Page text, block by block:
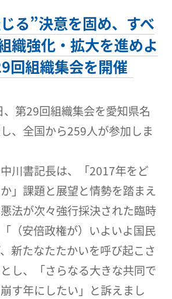
る”決意を固め、すべ
織強化・拡大を進めよ
回組織集会を開催
第29回組織集会を愛知県名
、全国から259人が参加しま
川書記長は、「2017年をど
」課題と展望と情勢を踏まえ
法が次々強行採決された臨時
（安倍政権が）いよいよ国民
新たなたたかいを呼び起こさ
し、「さらなる大きな共同で
す年にしたい」と訴えまし